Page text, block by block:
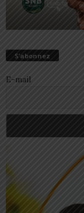
S’abonnez
E-mail